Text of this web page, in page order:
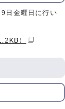
日金曜日に行い
）